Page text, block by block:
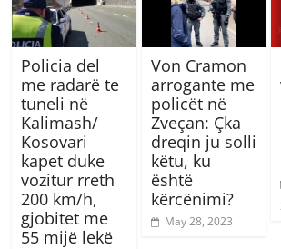
Policia del
me radarë te
tuneli në
Kalimash/
Kosovari
kapet duke
vozitur rreth
200 km/h,
gjobitet me
55 mijë lekë
Von Cramon
arrogante me
policët në
Zveçan: Çka
dreqin ju solli
këtu, ku
është
kërcënimi?
May 28, 2023